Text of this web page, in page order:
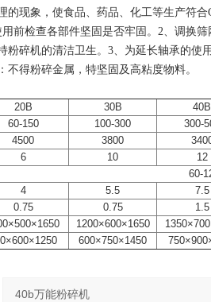
的现象，使食品、药品、化工等生产符合
前检查各部件坚固是否牢固。2、调换
粉碎机的清洁卫生。3、为延长轴承的使
不得粉碎金属，特坚固及高粘度物料。
20B 30B
40B
60-150 100-300
300-
4500 3800
6 10
12
60-
4 5.5
7.5
0.75 0.75
1.5
1200×600×1650
600×750×1450